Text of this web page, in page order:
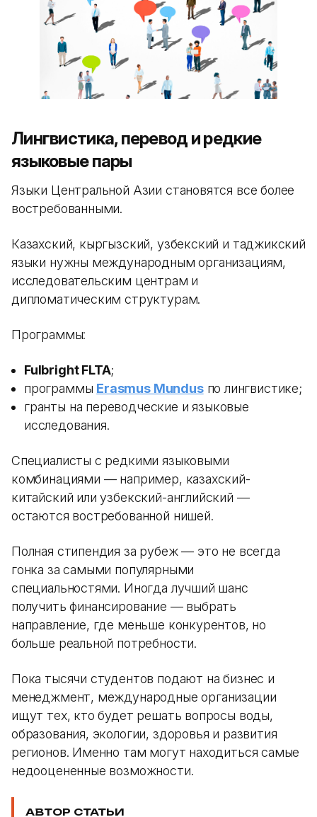
Лингвистика, перевод и редкие
языковые пары
Языки Центральной Азии становятся все более
востребованными.
Казахский, кыргызский, узбекский и таджикский
языки нужны международным организациям,
исследовательским центрам и
дипломатическим структурам.
Программы:
Fulbright FLTA;
программы Erasmus Mundusпо лингвистике;
гранты на переводческие и языковые
исследования.
Специалисты с редкими языковыми
комбинациями — например, казахский-
китайский или узбекский-английский —
остаются востребованной нишей.
Полная стипендия за рубеж — это не всегда
гонка за самыми популярными
специальностями. Иногда лучший шанс
получить финансирование — выбрать
направление, где меньше конкурентов, но
больше реальной потребности.
Пока тысячи студентов подают на бизнес и
менеджмент, международные организации
ищут тех, кто будет решать вопросы воды,
образования, экологии, здоровья и развития
регионов. Именно там могут находиться самые
недооцененные возможности.
АВТОР СТАТЬИ